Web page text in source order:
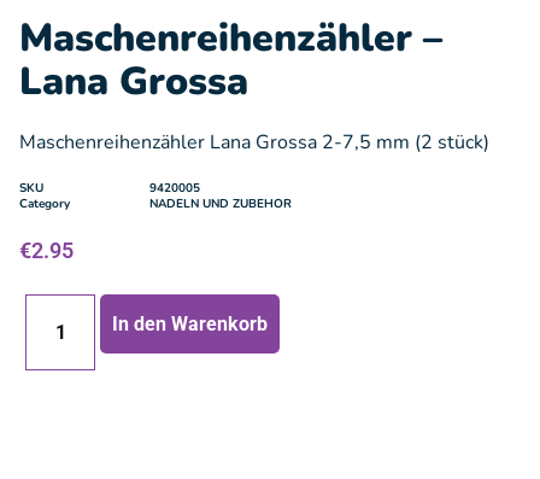
Maschenreihenzähler –
Lana Grossa
Maschenreihenzähler Lana Grossa 2-7,5 mm (2 stück)
SKU
9420005
Category
NADELN UND ZUBEHOR
€2.95
In den Warenkorb